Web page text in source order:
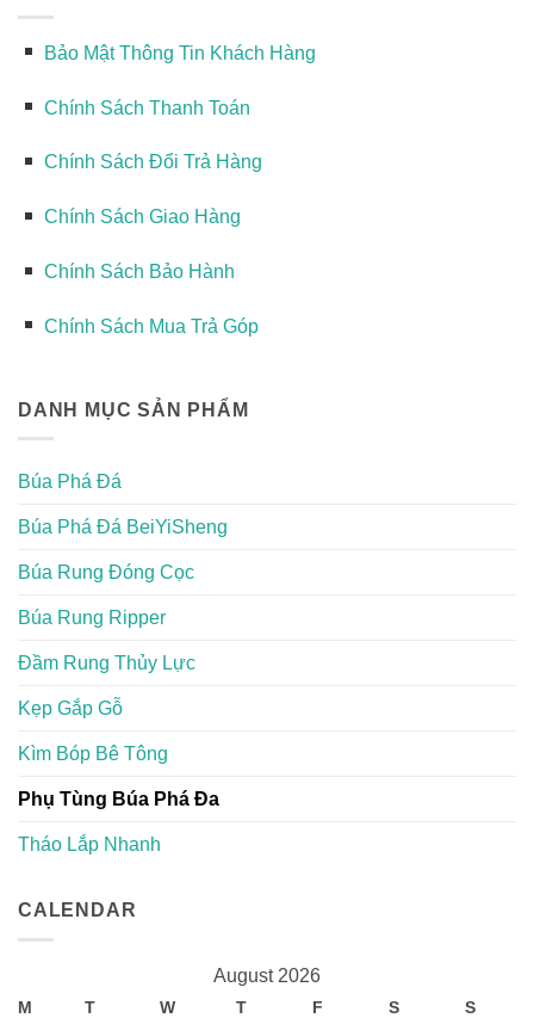
Bảo Mật Thông Tin Khách Hàng
Chính Sách Thanh Toán
Chính Sách Đổi Trả Hàng
Chính Sách Giao Hàng
Chính Sách Bảo Hành
Chính Sách Mua Trả Góp
DANH MỤC SẢN PHẨM
Búa Phá Đá
Búa Phá Đá BeiYiSheng
Búa Rung Đóng Cọc
Búa Rung Ripper
Đầm Rung Thủy Lực
Kẹp Gắp Gỗ
Kìm Bóp Bê Tông
Phụ Tùng Búa Phá Đa
Tháo Lắp Nhanh
CALENDAR
August 2026
M T W T F S S